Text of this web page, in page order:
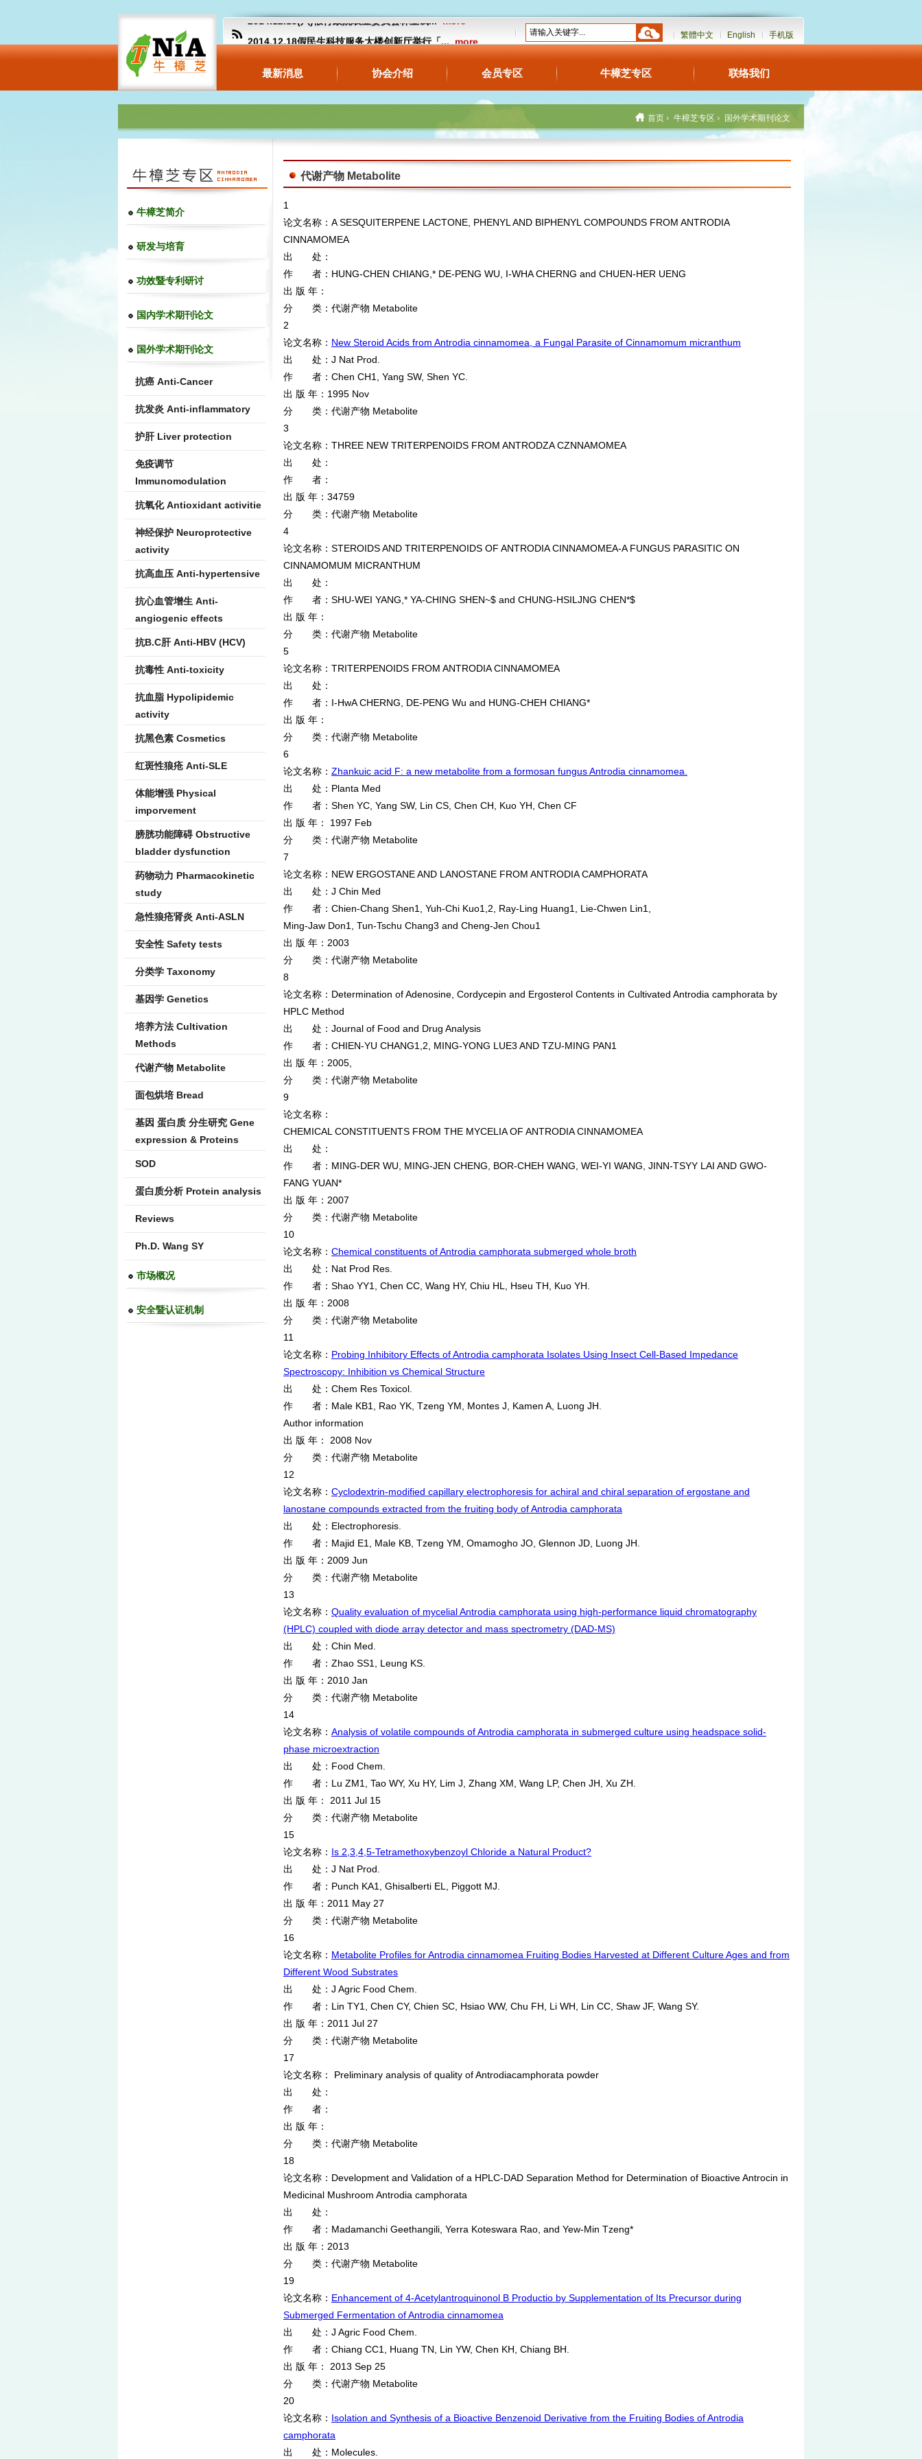
2014.12.13(六)假行政院农业委员会林业试...
2014.12.18假民生科技服务大楼创新厅举行「...
【卫生福利部公告】预告订定“牛樟芝食品管理及标示相...
more
繁體中文 English 手机版
最新消息 协会介绍 会员专区 牛樟芝专区 联络我们
首页 牛樟芝专区 国外学术期刊论文
牛樟芝简介
研发与培育
功效暨专利研讨
国内学术期刊论文
国外学术期刊论文
抗癌 Anti-Cancer
抗发炎 Anti-inflammatory
护肝 Liver protection
免疫调节
Immunomodulation
抗氧化 Antioxidant activitie
神经保护 Neuroprotective
activity
抗高血压 Anti-hypertensive
抗心血管增生 Anti-
angiogenic effects
抗B.C肝 Anti-HBV (HCV)
抗毒性 Anti-toxicity
抗血脂 Hypolipidemic
activity
抗黑色素 Cosmetics
红斑性狼疮 Anti-SLE
体能增强 Physical
imporvement
膀胱功能障碍 Obstructive
bladder dysfunction
药物动力 Pharmacokinetic
study
急性狼疮肾炎 Anti-ASLN
安全性 Safety tests
分类学 Taxonomy
基因学 Genetics
培养方法 Cultivation
Methods
代谢产物 Metabolite
面包烘培 Bread
基因 蛋白质 分生研究 Gene
expression & Proteins
SOD
蛋白质分析 Protein analysis
Reviews
Ph.D. Wang SY
市场概况
安全暨认证机制
代谢产物 Metabolite
1
论文名称：A SESQUITERPENE LACTONE, PHENYL AND BIPHENYL COMPOUNDS FROM ANTRODIA
CINNAMOMEA
出 处：
作 者：HUNG-CHEN CHIANG,* DE-PENG WU, I-WHA CHERNG and CHUEN-HER UENG
出 版 年：
分 类：代谢产物 Metabolite
2
论文名称： New Steroid Acids from Antrodia cinnamomea, a Fungal Parasite of Cinnamomum micranthum
出 处：J Nat Prod.
作 者：Chen CH1, Yang SW, Shen YC.
出 版 年：1995 Nov
分 类：代谢产物 Metabolite
3
论文名称：THREE NEW TRITERPENOIDS FROM ANTRODZA CZNNAMOMEA
出 处：
作 者：
出 版 年：34759
分 类：代谢产物 Metabolite
4
论文名称：STEROIDS AND TRITERPENOIDS OF ANTRODIA CINNAMOMEA-A FUNGUS PARASITIC ON
CINNAMOMUM MICRANTHUM
出 处：
作 者：SHU-WEI YANG,* YA-CHING SHEN~$ and CHUNG-HSILJNG CHEN*$
出 版 年：
分 类：代谢产物 Metabolite
5
论文名称：TRITERPENOIDS FROM ANTRODIA CINNAMOMEA
出 处：
作 者：I-HwA CHERNG, DE-PENG Wu and HUNG-CHEH CHIANG*
出 版 年：
分 类：代谢产物 Metabolite
6
论文名称： Zhankuic acid F: a new metabolite from a formosan fungus Antrodia cinnamomea.
出 处：Planta Med
作 者：Shen YC, Yang SW, Lin CS, Chen CH, Kuo YH, Chen CF
出 版 年： 1997 Feb
分 类：代谢产物 Metabolite
7
论文名称：NEW ERGOSTANE AND LANOSTANE FROM ANTRODIA CAMPHORATA
出 处：J Chin Med
作 者：Chien-Chang Shen1, Yuh-Chi Kuo1,2, Ray-Ling Huang1, Lie-Chwen Lin1,
Ming-Jaw Don1, Tun-Tschu Chang3 and Cheng-Jen Chou1
出 版 年：2003
分 类：代谢产物 Metabolite
8
论文名称：Determination of Adenosine, Cordycepin and Ergosterol Contents in Cultivated Antrodia camphorata by
HPLC Method
出 处：Journal of Food and Drug Analysis
作 者：CHIEN-YU CHANG1,2, MING-YONG LUE3 AND TZU-MING PAN1
出 版 年：2005,
分 类：代谢产物 Metabolite
9
论文名称：
CHEMICAL CONSTITUENTS FROM THE MYCELIA OF ANTRODIA CINNAMOMEA
出 处：
作 者：MING-DER WU, MING-JEN CHENG, BOR-CHEH WANG, WEI-YI WANG, JINN-TSYY LAI AND GWO-
FANG YUAN*
出 版 年：2007
分 类：代谢产物 Metabolite
10
论文名称： Chemical constituents of Antrodia camphorata submerged whole broth
出 处：Nat Prod Res.
作 者：Shao YY1, Chen CC, Wang HY, Chiu HL, Hseu TH, Kuo YH.
出 版 年：2008
分 类：代谢产物 Metabolite
11
论文名称： Probing Inhibitory Effects of Antrodia camphorata Isolates Using Insect Cell-Based Impedance
Spectroscopy: Inhibition vs Chemical Structure
出 处：Chem Res Toxicol.
作 者：Male KB1, Rao YK, Tzeng YM, Montes J, Kamen A, Luong JH.
Author information
出 版 年： 2008 Nov
分 类：代谢产物 Metabolite
12
论文名称： Cyclodextrin-modified capillary electrophoresis for achiral and chiral separation of ergostane and
lanostane compounds extracted from the fruiting body of Antrodia camphorata
出 处：Electrophoresis.
作 者：Majid E1, Male KB, Tzeng YM, Omamogho JO, Glennon JD, Luong JH.
出 版 年：2009 Jun
分 类：代谢产物 Metabolite
13
论文名称： Quality evaluation of mycelial Antrodia camphorata using high-performance liquid chromatography
(HPLC) coupled with diode array detector and mass spectrometry (DAD-MS)
出 处：Chin Med.
作 者：Zhao SS1, Leung KS.
出 版 年：2010 Jan
分 类：代谢产物 Metabolite
14
论文名称： Analysis of volatile compounds of Antrodia camphorata in submerged culture using headspace solid-
phase microextraction
出 处：Food Chem.
作 者：Lu ZM1, Tao WY, Xu HY, Lim J, Zhang XM, Wang LP, Chen JH, Xu ZH.
出 版 年： 2011 Jul 15
分 类：代谢产物 Metabolite
15
论文名称： Is 2,3,4,5-Tetramethoxybenzoyl Chloride a Natural Product?
出 处：J Nat Prod.
作 者：Punch KA1, Ghisalberti EL, Piggott MJ.
出 版 年：2011 May 27
分 类：代谢产物 Metabolite
16
论文名称： Metabolite Profiles for Antrodia cinnamomea Fruiting Bodies Harvested at Different Culture Ages and from
Different Wood Substrates
出 处：J Agric Food Chem.
作 者：Lin TY1, Chen CY, Chien SC, Hsiao WW, Chu FH, Li WH, Lin CC, Shaw JF, Wang SY.
出 版 年：2011 Jul 27
分 类：代谢产物 Metabolite
17
论文名称： Preliminary analysis of quality of Antrodiacamphorata powder
出 处：
作 者：
出 版 年：
分 类：代谢产物 Metabolite
18
论文名称：Development and Validation of a HPLC-DAD Separation Method for Determination of Bioactive Antrocin in
Medicinal Mushroom Antrodia camphorata
出 处：
作 者：Madamanchi Geethangili, Yerra Koteswara Rao, and Yew-Min Tzeng*
出 版 年：2013
分 类：代谢产物 Metabolite
19
论文名称： Enhancement of 4‑Acetylantroquinonol B Productio by Supplementation of Its Precursor during
Submerged Fermentation of Antrodia cinnamomea
出 处：J Agric Food Chem.
作 者：Chiang CC1, Huang TN, Lin YW, Chen KH, Chiang BH.
出 版 年： 2013 Sep 25
分 类：代谢产物 Metabolite
20
论文名称： Isolation and Synthesis of a Bioactive Benzenoid Derivative from the Fruiting Bodies of Antrodia
camphorata
出 处：Molecules.